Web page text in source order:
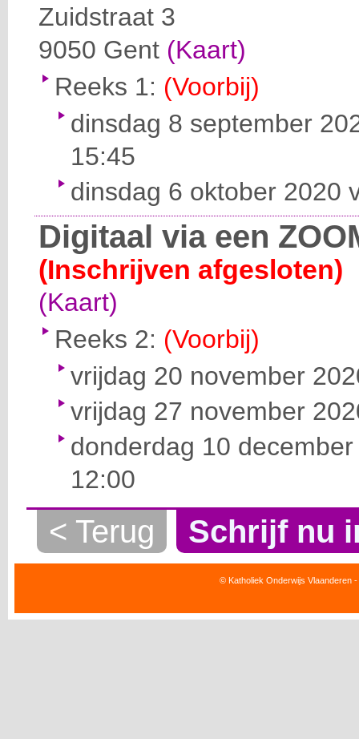
Zuidstraat 3
9050 Gent (Kaart)
Reeks 1: (Voorbij)
dinsdag 8 september
15:45
dinsdag 6 oktober 2020
Digitaal via een
(Inschrijven afgesloten)
(Kaart)
Reeks 2: (Voorbij)
vrijdag 20 november
vrijdag 27 november
donderdag 10
12:00
< Terug Schrijf nu
© Katholiek Onderwijs Vlaanderen